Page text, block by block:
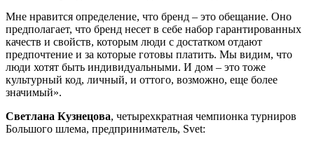
Мне нравится определение, что бренд – это обещание. Оно
предполагает, что бренд несет в себе набор гарантированных
качеств и свойств, которым люди с достатком отдают
предпочтение и за которые готовы платить. Мы видим, что
люди хотят быть индивидуальными. И дом – это тоже
культурный код, личный, и оттого, возможно, еще более
значимый».
Светлана Кузнецова, четырехкратная чемпионка турниров
Большого шлема, предприниматель, Svet: